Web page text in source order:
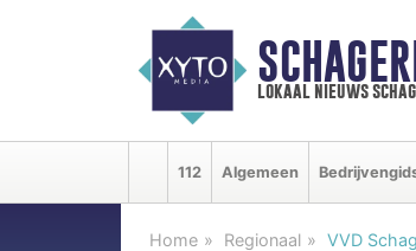
lokaal nieuws
112 Algemeen
Home Regionaal VVD